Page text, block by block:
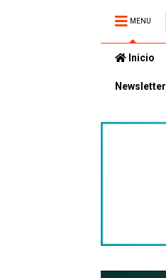
MENU
Inicio
Newsletter